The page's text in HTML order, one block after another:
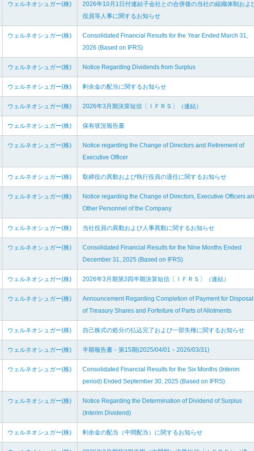
ウェルネオシュガー(株)
2026年10月1日付連結子会社との合併後の当社の組織体制およ
役員等人事に関するお知らせ
ウェルネオシュガー(株)
Consolidated Financial Results for the Year Ended March 31,
2026 (Based on IFRS)
ウェルネオシュガー(株) Notice Regarding Dividends from Surplus
ウェルネオシュガー(株) 剰余金の配当に関するお知らせ
ウェルネオシュガー(株) 2026年3月期決算短信〔ＩＦＲＳ〕（連結）
ウェルネオシュガー(株) 保有状況報告書
ウェルネオシュガー(株)
Notice regarding the Change of Directors and Retirement of
Executive Officer
ウェルネオシュガー(株) 取締役の異動および執行役員の退任に関するお知らせ
ウェルネオシュガー(株)
Notice regarding the Change of Directors, Executive Officers
Other Personnel of the Company
ウェルネオシュガー(株) 当社役員の異動および人事異動に関するお知らせ
ウェルネオシュガー(株)
Consolidated Financial Results for the Nine Months Ended
December 31, 2025 (Based on IFRS)
ウェルネオシュガー(株) 2026年3月期第3四半期決算短信〔ＩＦＲＳ〕（連結）
ウェルネオシュガー(株)
Announcement Regarding Completion of Payment for Disposal
of Treasury Shares and Forfeiture of Parts of Allotments
ウェルネオシュガー(株) 自己株式の処分の払込完了および一部失権に関するお知らせ
ウェルネオシュガー(株) 半期報告書－第15期(2025/04/01－2026/03/31)
ウェルネオシュガー(株)
Consolidated Financial Results for the Six Months (Interim
period) Ended September 30, 2025 (Based on IFRS)
ウェルネオシュガー(株)
Notice Regarding the Determination of Dividend of Surplus
(Interim Dividend)
ウェルネオシュガー(株) 剰余金の配当（中間配当）に関するお知らせ